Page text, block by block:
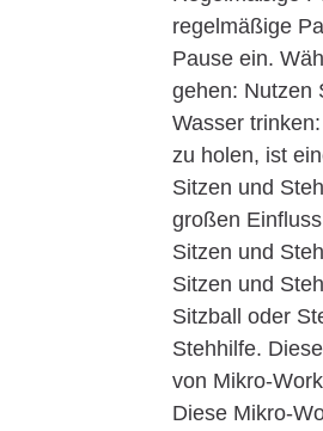
regelmäßige
Pause ein.
gehen: Nutzen
Wasser
zu holen, ist
Sitzen und
großen
Sitzen und
Sitzen und
Sitzball oder
Stehhilfe.
von Mikro-
Diese Mikro-